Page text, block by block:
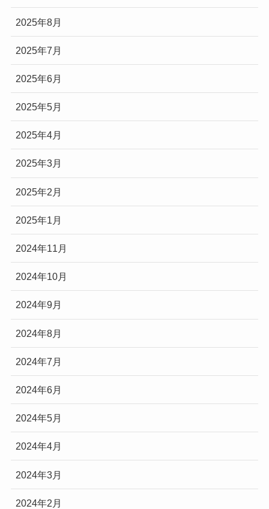
2025年8月
2025年7月
2025年6月
2025年5月
2025年4月
2025年3月
2025年2月
2025年1月
2024年11月
2024年10月
2024年9月
2024年8月
2024年7月
2024年6月
2024年5月
2024年4月
2024年3月
2024年2月